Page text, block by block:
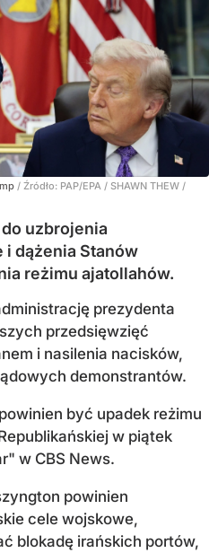
/ Źródło: PAP/EPA / SHAWN THEW /
uzbrojenia
dążenia Stanów
reżimu ajatollahów.
prezydenta
przedsięwzięć
i nasilenia nacisków,
demonstrantów.
być upadek reżimu
w piątek
w CBS News.
powinien
cele wojskowe,
blokadę irańskich portów,